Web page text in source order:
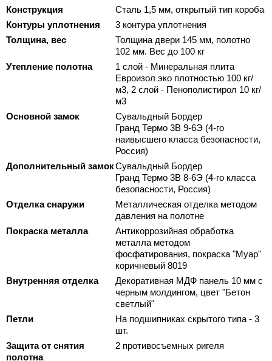
Конструкция
Сталь 1,5 мм, открытый тип короба
Контуры уплотнения
3 контура уплотнения
Толщина, вес
Толщина двери 145 мм, полотно
102 мм. Вес до 100 кг
Утепление полотна
1 слой - Минеральная плита
Евроизол эко плотностью 100 кг/
м3, 2 слой - Пенополистирол 10 кг/
м3
Основной замок
Сувальдный Бордер
Гранд Термо 3В 9-6Э (4-го
наивысшего класса безопасности,
Россия)
Дополнительный замокСувальдный Бордер
Гранд Термо 3В 8-6Э (4-го класса
безопасности, Россия)
Отделка снаружи
Металлическая отделка методом
давления на полотне
Покраска металла
Антикоррозийная обработка
металла методом
фосфатирования, покраска "Муар"
коричневый 8019
Внутренняя отделка
Декоративная МДФ панель 10 мм с
черным молдингом, цвет "Бетон
светлый"
Петли
На подшипниках скрытого типа - 3
шт.
Защита от снятия
полотна
2 противосъемных ригеля